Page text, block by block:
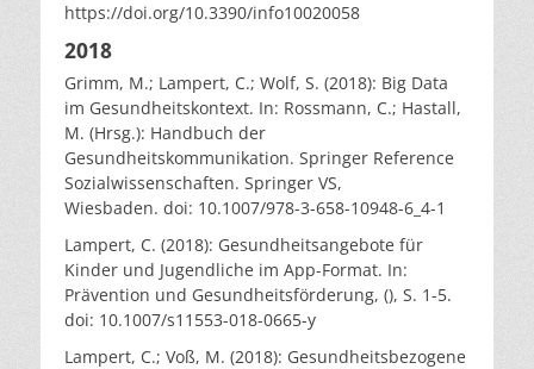
https://doi.org/10.3390/info10020058
2018
Grimm, M.; Lampert, C.; Wolf, S. (2018): Big Data
im Gesundheitskontext. In: Rossmann, C.; Hastall,
M. (Hrsg.): Handbuch der
Gesundheitskommunikation. Springer Reference
Sozialwissenschaften. Springer VS,
Wiesbaden. doi: 10.1007/978-3-658-10948-6_4-1
Lampert, C. (2018): Gesundheitsangebote für
Kinder und Jugendliche im App-Format. In:
Prävention und Gesundheitsförderung, (), S. 1-5.
doi: 10.1007/s11553-018-0665-y
Lampert, C.; Voß, M. (2018): Gesundheitsbezogene